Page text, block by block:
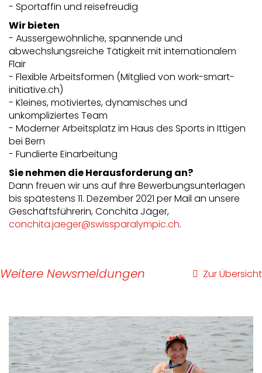
- Sportaffin und reisefreudig
Wir bieten
- Aussergewöhnliche, spannende und
abwechslungsreiche Tätigkeit mit internationalem
Flair
- Flexible Arbeitsformen (Mitglied von work-smart-
initiative.ch)
- Kleines, motiviertes, dynamisches und
unkompliziertes Team
- Moderner Arbeitsplatz im Haus des Sports in Ittigen
bei Bern
- Fundierte Einarbeitung
Sie nehmen die Herausforderung an?
Dann freuen wir uns auf Ihre Bewerbungsunterlagen
bis spätestens 11. Dezember 2021 per Mail an unsere
Geschäftsführerin, Conchita Jäger,
conchita.jaeger@swissparalympic.ch.
Zur Übersicht
Weitere Newsmeldungen